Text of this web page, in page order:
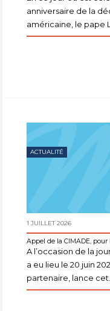
anniversaire de la
américaine, le pape
ACTUALITÉ
1 JUILLET 2026
Appel de la CIMADE,
A l’occasion de la
a eu lieu le 20 juin
partenaire, lance cet...